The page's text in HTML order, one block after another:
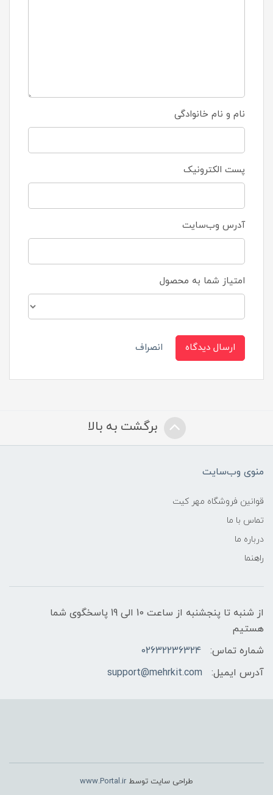
نام و نام خانوادگی
پست الکترونیک
آدرس وب‌سایت
امتیاز شما به محصول
ارسال دیدگاه انصراف
برگشت به بالا
منوی وب‌سایت
قوانین فروشگاه مهر کیت
تماس با ما
درباره ما
راهنما
از شنبه تا پنجشنبه از ساعت 10 الی 19 پاسخگوی شما
هستیم
شماره تماس:
02632236324
آدرس ایمیل:
support@mehrkit.com
طراحی سایت توسط www.Portal.ir